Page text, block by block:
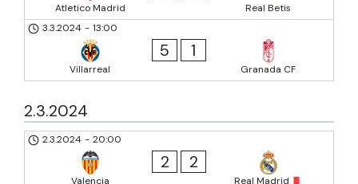
Atletico Madrid
Real Betis
3.3.2024 - 13:00
Villarreal
5 1
Granada CF
2.3.2024
2.3.2024 - 20:00
Valencia
2 2
Real Madrid